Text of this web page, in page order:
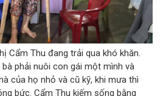
Cẩm Thu đang trải qua khó khăn.
phải nuôi con gái một mình và
của họ nhỏ và cũ kỹ, khi mưa thì
bức. Cẩm Thu kiếm sống bằng